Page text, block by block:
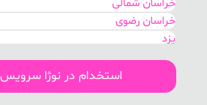
خراسان شمالی
خراسان رضوی
یزد
کرمان
کهگیلویه و بویر احمد
هرمزگان
استخدام در نوژا سرویس